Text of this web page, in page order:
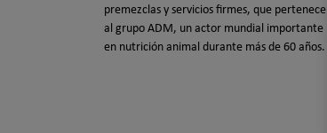
premezclas y servicios firmes, que pertenece
al grupo ADM, un actor mundial importante
en nutrición animal durante más de 60 años.